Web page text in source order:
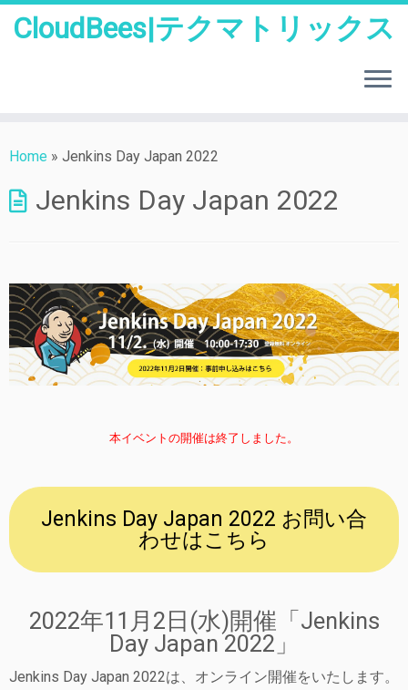
to
CloudBees|テクマトリックス
Home » Jenkins Day Japan 2022
Jenkins Day Japan 2022
本イベントの開催は終了しました。
Jenkins Day Japan 2022 お問い合
わせはこちら
2022年11月2日(水)開催「Jenkins
Day Japan 2022」
Jenkins Day Japan 2022は、オンライン開催をいたします。